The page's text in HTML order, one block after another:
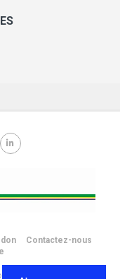
Contactez-nous
269.